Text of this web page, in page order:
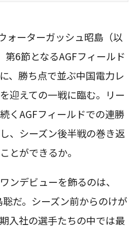
ォーターガッシュ昭島（以
第6節となるAGFフィールド
、勝ち点で並ぶ中国電力レ
迎えての一戦に臨む。リー
くAGFフィールドでの連勝
、シーズン後半戦の巻き返
とができるか。
ンデビューを飾るのは、
だ。シーズン前からのけが
入社の選手たちの中では最